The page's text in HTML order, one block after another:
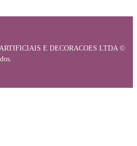
E DECORACOES LTDA ©